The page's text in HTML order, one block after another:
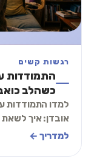
רגשות קשים
התמודדות
כשהלב
למדו התמודדות
אובדן: איך
לחיות בלי למחוק
למדריך ←